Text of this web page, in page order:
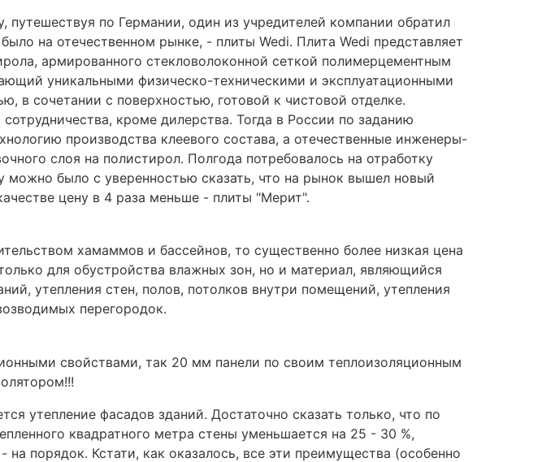
путешествуя по Германии, один из учредителей компании обратил
на отечественном рынке, - плиты Wedi. Плита Wedi представляет
армированного стекловолоконной сеткой полимерцементным
уникальными физическо-техническими и эксплуатационными
в сочетании с поверхностью, готовой к чистовой отделке.
кроме дилерства. Тогда в России по заданию
производства клеевого состава, а отечественные инженеры-
слоя на полистирол. Полгода потребовалось на отработку
можно было с уверенностью сказать, что на рынок вышел новый
цену в 4 раза меньше - плиты "Мерит".
хамаммов и бассейнов, то существенно более низкая цена
для обустройства влажных зон, но и материал, являющийся
утепления стен, полов, потолков внутри помещений, утепления
перегородок.
свойствами, так 20 мм панели по своим теплоизоляционным
утепление фасадов зданий. Достаточно сказать только, что по
квадратного метра стены уменьшается на 25 - 30 %,
порядок. Кстати, как оказалось, все эти преимущества (особенно